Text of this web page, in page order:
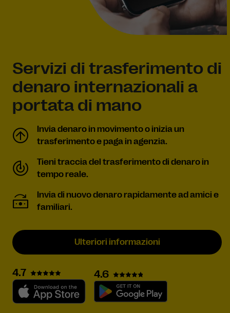
Servizi di trasferimento di
denaro internazionali a
portata di mano
Invia denaro in movimento o inizia un
trasferimento e paga in agenzia.
Tieni traccia del trasferimento di denaro in
tempo reale.
Invia di nuovo denaro rapidamente ad amici e
familiari.
Ulteriori informazioni
4.7 4.6